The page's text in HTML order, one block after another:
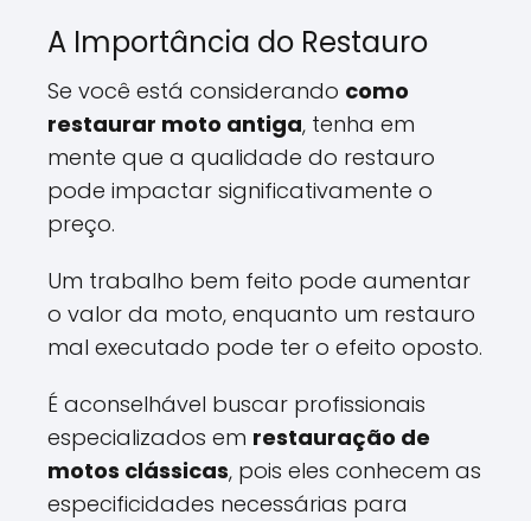
A Importância do Restauro
Se você está considerando como
restaurar moto antiga, tenha em
mente que a qualidade do restauro
pode impactar significativamente o
preço.
Um trabalho bem feito pode aumentar
o valor da moto, enquanto um restauro
mal executado pode ter o efeito oposto.
É aconselhável buscar profissionais
especializados em restauração de
motos clássicas, pois eles conhecem as
especificidades necessárias para